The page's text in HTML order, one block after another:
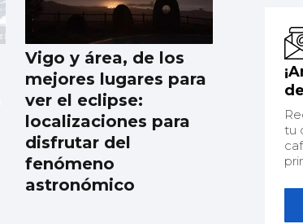
Vigo y área, de los
mejores lugares para
ver el eclipse:
localizaciones para
disfrutar del
fenómeno
astronómico
tu